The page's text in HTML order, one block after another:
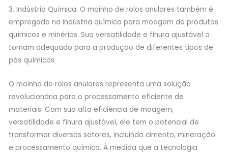
3. Indústria Química: O moinho de rolos anulares também é
empregado na indústria química para moagem de produtos
químicos e minérios. Sua versatilidade e finura ajustável o
tornam adequado para a produção de diferentes tipos de
pós químicos.
O moinho de rolos anulares representa uma solução
revolucionária para o processamento eficiente de
materiais. Com sua alta eficiência de moagem,
versatilidade e finura ajustável, ele tem o potencial de
transformar diversos setores, incluindo cimento, mineração
e processamento químico. À medida que a tecnologia